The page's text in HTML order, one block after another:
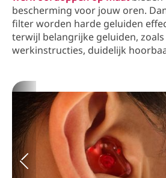
bescherming voor jouw oren.
filter worden harde geluiden
terwijl belangrijke geluiden, zoals
werkinstructies, duidelijk